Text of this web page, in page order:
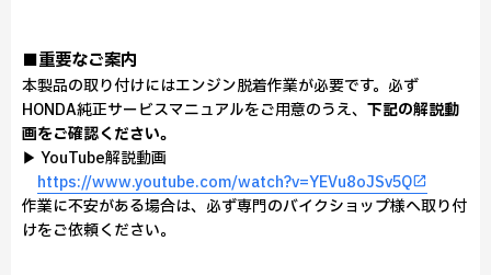
■重要なご案内
本製品の取り付けにはエンジン脱着作業が必要です。必ず
HONDA純正サービスマニュアルをご用意のうえ、 下記の解説動
画をご確認ください。
▶ YouTube解説動画
https://www.youtube.com/watch?v=YEVu8oJSv5Q
作業に不安がある場合は、必ず専門のバイクショップ様へ取り付
けをご依頼ください。